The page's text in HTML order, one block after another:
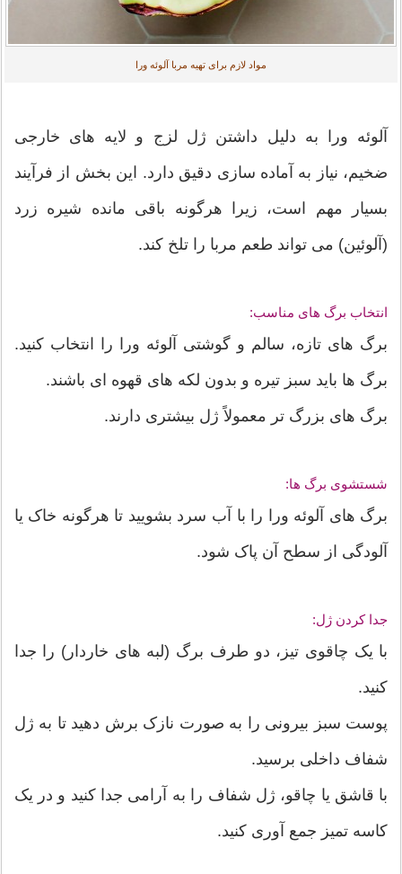
مواد لازم برای تهیه مربا آلوئه ورا
آلوئه ورا به دلیل داشتن ژل لزج و لایه های خارجی
ضخیم، نیاز به آماده سازی دقیق دارد. این بخش از فرآیند
بسیار مهم است، زیرا هرگونه باقی مانده شیره زرد
(آلوئین) می تواند طعم مربا را تلخ کند.
انتخاب برگ های مناسب:
برگ های تازه، سالم و گوشتی آلوئه ورا را انتخاب کنید.
برگ ها باید سبز تیره و بدون لکه های قهوه ای باشند.
برگ های بزرگ تر معمولاً ژل بیشتری دارند.
شستشوی برگ ها:
برگ های آلوئه ورا را با آب سرد بشویید تا هرگونه خاک یا
آلودگی از سطح آن پاک شود.
جدا کردن ژل:
با یک چاقوی تیز، دو طرف برگ (لبه های خاردار) را جدا
کنید.
پوست سبز بیرونی را به صورت نازک برش دهید تا به ژل
شفاف داخلی برسید.
با قاشق یا چاقو، ژل شفاف را به آرامی جدا کنید و در یک
کاسه تمیز جمع آوری کنید.